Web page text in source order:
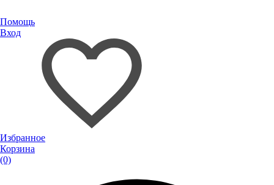
Помощь
Вход
Избранное
Корзина
(0)